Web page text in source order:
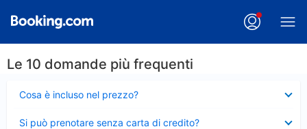
Le 10 domande più frequenti
Cosa è incluso nel prezzo?
chiuso
Si può prenotare senza carta di credito?
chiuso